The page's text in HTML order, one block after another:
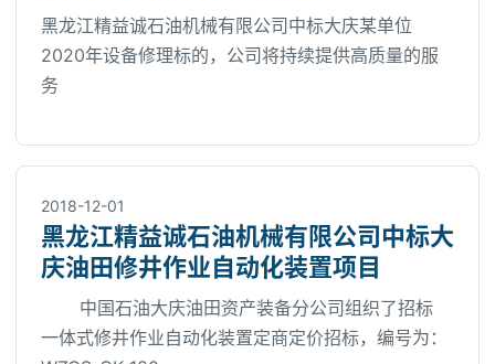
黑龙江精益诚石油机械有限公司中标大庆某单位
2020年设备修理标的，公司将持续提供高质量的服
务
2018-12-01
黑龙江精益诚石油机械有限公司中标大
庆油田修井作业自动化装置项目
中国石油大庆油田资产装备分公司组织了招标
一体式修井作业自动化装置定商定价招标，编号为：